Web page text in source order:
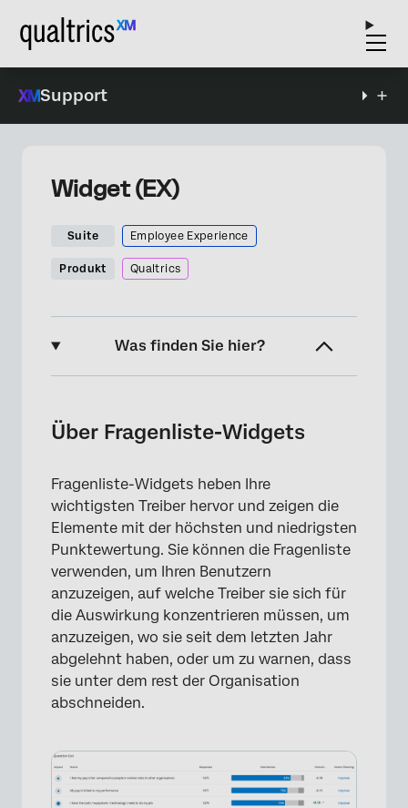
Support
Widget (EX)
Suite Employee Experience
Produkt Qualtrics
Was finden Sie hier?
Anzuzeigende Elemente auswählen
Auswirkung
Zusätzliche Anzeigeoptionen
Vergleiche
Signifikanztest
Visualisierungen
FAQs
Über Fragenliste-Widgets
Fragenliste-Widgets heben Ihre
wichtigsten Treiber hervor und zeigen die
Elemente mit der höchsten und niedrigsten
Punktewertung. Sie können die Fragenliste
verwenden, um Ihren Benutzern
anzuzeigen, auf welche Treiber sie sich für
die Auswirkung konzentrieren müssen, um
anzuzeigen, wo sie seit dem letzten Jahr
abgelehnt haben, oder um zu warnen, dass
sie unter dem rest der Organisation
abschneiden.